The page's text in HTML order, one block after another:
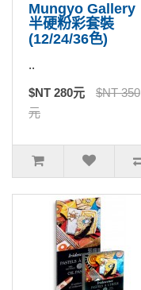
Mungyo Gallery
半硬粉彩套裝
(12/24/36色)
..
$NT 280元
$NT 350
元